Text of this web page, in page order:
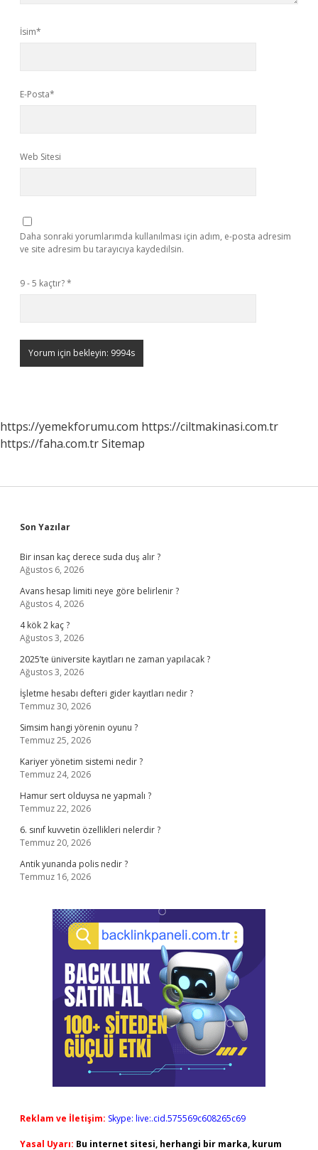
İsim*
E-Posta*
Web Sitesi
Daha sonraki yorumlarımda kullanılması için adım, e-posta adresim
ve site adresim bu tarayıcıya kaydedilsin.
9 - 5 kaçtır?*
https://yemekforumu.com https://ciltmakinasi.com.tr
https://faha.com.trSitemap
Sidebar
Son Yazılar
Bir insan kaç derece suda duş alır ?
Ağustos 6, 2026
Avans hesap limiti neye göre belirlenir ?
Ağustos 4, 2026
4 kök 2 kaç ?
Ağustos 3, 2026
2025’te üniversite kayıtları ne zaman yapılacak ?
Ağustos 3, 2026
İşletme hesabı defteri gider kayıtları nedir ?
Temmuz 30, 2026
Simsim hangi yörenin oyunu ?
Temmuz 25, 2026
Kariyer yönetim sistemi nedir ?
Temmuz 24, 2026
Hamur sert olduysa ne yapmalı ?
Temmuz 22, 2026
6. sınıf kuvvetin özellikleri nelerdir ?
Temmuz 20, 2026
Antik yunanda polis nedir ?
Temmuz 16, 2026
Reklam ve İletişim: Skype: live:.cid.575569c608265c69
Yasal Uyarı: Bu internet sitesi, herhangi bir marka, kurum